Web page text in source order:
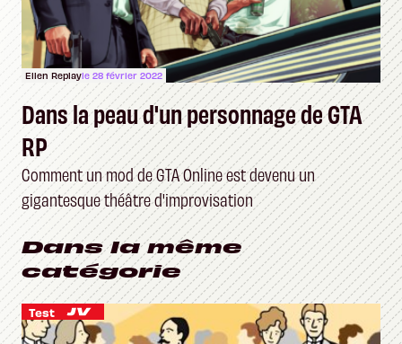
Ellen Replayle 28 février 2022
Dans la peau d'un personnage de GTA
RP
Comment un mod de GTA Online est devenu un
gigantesque théâtre d'improvisation
Dans la même
catégorie
Test